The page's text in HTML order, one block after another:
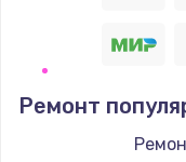
Ремонт